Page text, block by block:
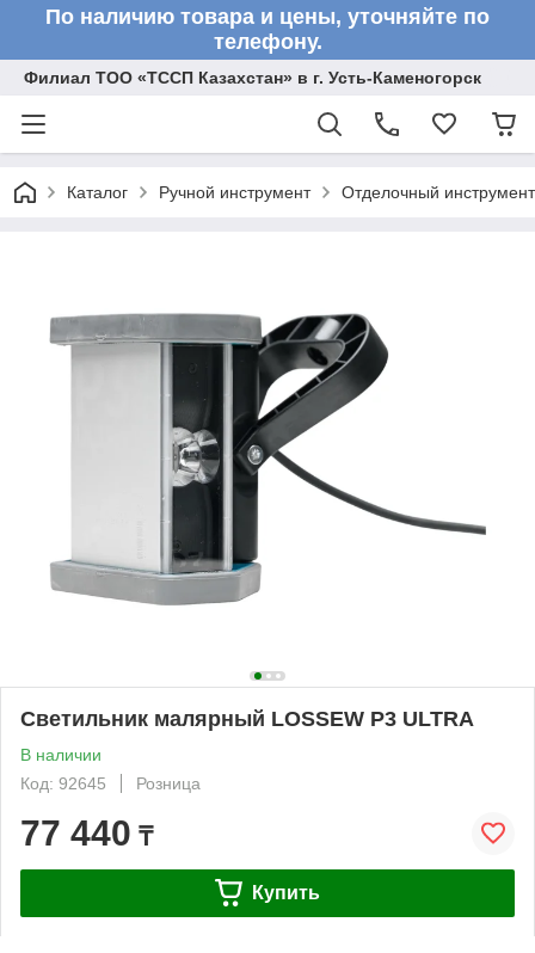
По наличию товара и цены, уточняйте по
телефону.
Филиал ТОО «ТССП Казахстан» в г. Усть-Каменогорск
Каталог Ручной инструмент Отделочный инструмент
Светильник малярный LOSSEW P3 ULTRA
В наличии
Код: 92645
Розница
77 440 ₸
Купить